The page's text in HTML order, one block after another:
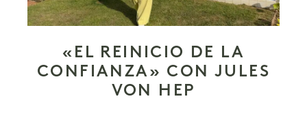
«EL REINICIO DE LA
CONFIANZA» CON JULES
VON HEP